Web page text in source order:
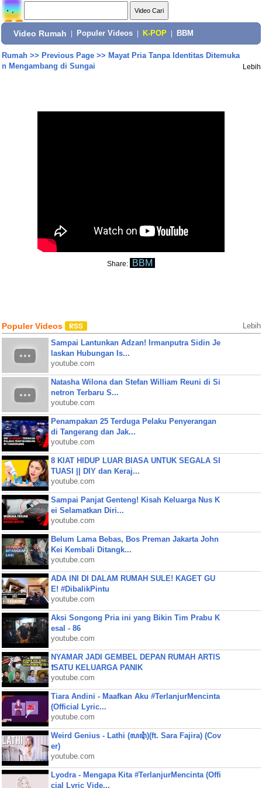
Video Rumah Populer Videos K-POP BBM
Rumah>> Previous Page>> Mayat Pria Tanpa Identitas Ditemuka
n Mengambang di Sungai
Lebih
Share: BBM
Populer Videos Lebih
Sampai Lantunkan Adzan! Irmanputra Sidin Je
laskan Hubungan Is...
youtube.com
Natasha Wilona dan Stefan William Reuni di Si
netron Terbaru S...
youtube.com
Penampakan 25 Terduga Pelaku Penyerangan
di Tangerang dan Jak...
youtube.com
8 KIAT HIDUP LUAR BIASA UNTUK SEGALA SI
TUASI || DIY dan Keraj...
youtube.com
Sampai Panjat Genteng! Kisah Keluarga Nus K
ei Selamatkan Diri...
youtube.com
Belum Lama Bebas, Bos Preman Jakarta John
Kei Kembali Ditangk...
youtube.com
ADA INI DI DALAM RUMAH SULE! KAGET GU
E! #DibalikPintu
youtube.com
Aksi Songong Pria ini yang Bikin Tim Prabu K
esal - 86
youtube.com
NYAMAR JADI GEMBEL DEPAN RUMAH ARTIS
❗SATU KELUARGA PANIK
youtube.com
Tiara Andini - Maafkan Aku #TerlanjurMencinta
(Official Lyric...
youtube.com
Weird Genius - Lathi (ꦭꦛꦶ)(ft. Sara Fajira) (Cov
er)
youtube.com
Lyodra - Mengapa Kita #TerlanjurMencinta (Offi
cial Lyric Vide...